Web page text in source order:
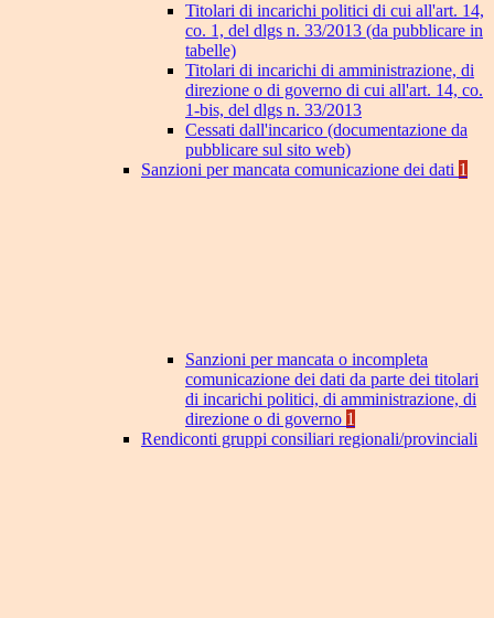
Titolari di incarichi politici di cui all'art. 14,
co. 1, del dlgs n. 33/2013 (da pubblicare in
tabelle)
Titolari di incarichi di amministrazione, di
direzione o di governo di cui all'art. 14, co.
1-bis, del dlgs n. 33/2013
Cessati dall'incarico (documentazione da
pubblicare sul sito web)
Sanzioni per mancata comunicazione dei dati 1
Sanzioni per mancata o incompleta
comunicazione dei dati da parte dei titolari
di incarichi politici, di amministrazione, di
direzione o di governo 1
Rendiconti gruppi consiliari regionali/provinciali